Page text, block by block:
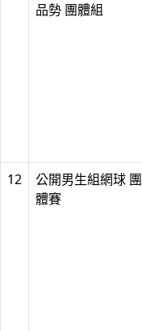
品勢 團體組
12
公開男生組網球 團
體賽